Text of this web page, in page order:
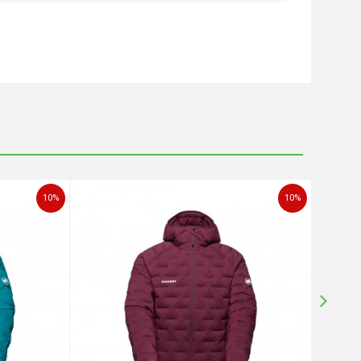
10% 10%